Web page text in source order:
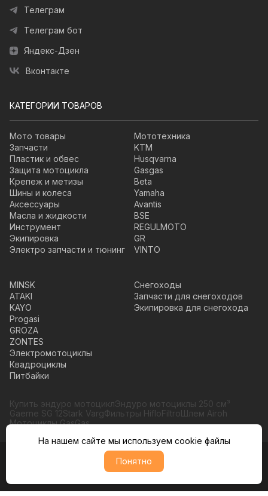
Телеграм
Телеграм бот
Яндекс-Дзен
Вконтакте
КАТЕГОРИИ ТОВАРОВ
Мото товары
Запчасти
Пластик и обвес
Защита мотоцикла
Крепеж и метизы
Шины и колеса
Аксессуары
Масла и жидкости
Инструмент
Экипировка
Электро запчасти и тюнинг
Мототехника
KTM
Husqvarna
Gasgas
Beta
Yamaha
Avantis
BSE
REGULMOTO
GR
VINTO
MINSK
ATAKI
KAYO
Progasi
GROZA
ZONTES
Электромотоциклы
Квадроциклы
Питбайки
Снегоходы
Запчасти для снегоходов
Экипировка для снегохода
Купить эндуро мотоциклЭндуро мотоциклы 250 см³
Gaerne SG 12Stark VargФильтры HifloFiltroШлем Airoh
Мотоциклы GasGas
© Moto365, Все права защищены
Политика обратботки персональных данных
На нашем сайте мы используем cookie файлы
Понятно